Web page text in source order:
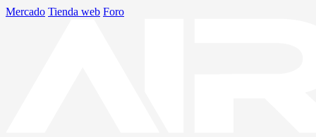
Mercado Tienda web Foro